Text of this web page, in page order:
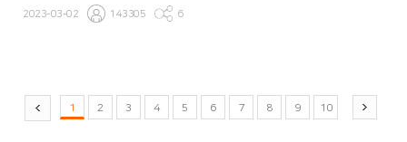
2023-03-02 143305 6
1 2 3 4 5 6 7 8 9 10